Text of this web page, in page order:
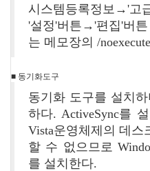
시스템등록정보→'
'설정'버튼→'편집'버
는 메모장의 /
■ 동기화도구
동기화 도구를 설치
하다. ActiveSync를
Vista운영체제의 데스
할 수 없으므로
를 설치한다.